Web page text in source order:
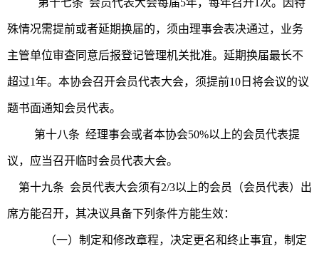
第十七条 会员代表大会每届5年，每年召开1次。因特
殊情况需提前或者延期换届的，须由理事会表决通过，业务
主管单位审查同意后报登记管理机关批准。延期换届最长不
超过1年。本协会召开会员代表大会，须提前10日将会议的议
题书面通知会员代表。
第十八条 经理事会或者本协会50%以上的会员代表提
议，应当召开临时会员代表大会。
第十九条 会员代表大会须有2/3以上的会员（会员代表）出
席方能召开，其决议具备下列条件方能生效：
（一）制定和修改章程，决定更名和终止事宜，制定